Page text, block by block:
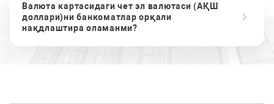
Валюта картасидаги чет эл валютаси (АҚШ
доллари)ни банкоматлар орқали
нақдлаштира оламанми?